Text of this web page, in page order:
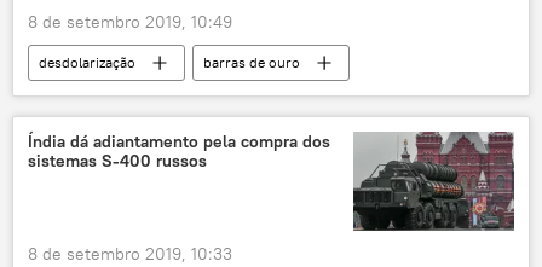
8 de setembro 2019, 10:49
desdolarização
barras de ouro
Economia
Notícias
Índia dá adiantamento pela compra dos
sistemas S-400 russos
8 de setembro 2019, 10:33